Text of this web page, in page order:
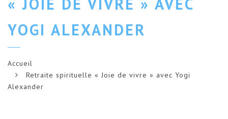
YOGI ALEXANDER
Accueil
Retraite spirituelle « Joie de vivre » avec Yogi
Alexander